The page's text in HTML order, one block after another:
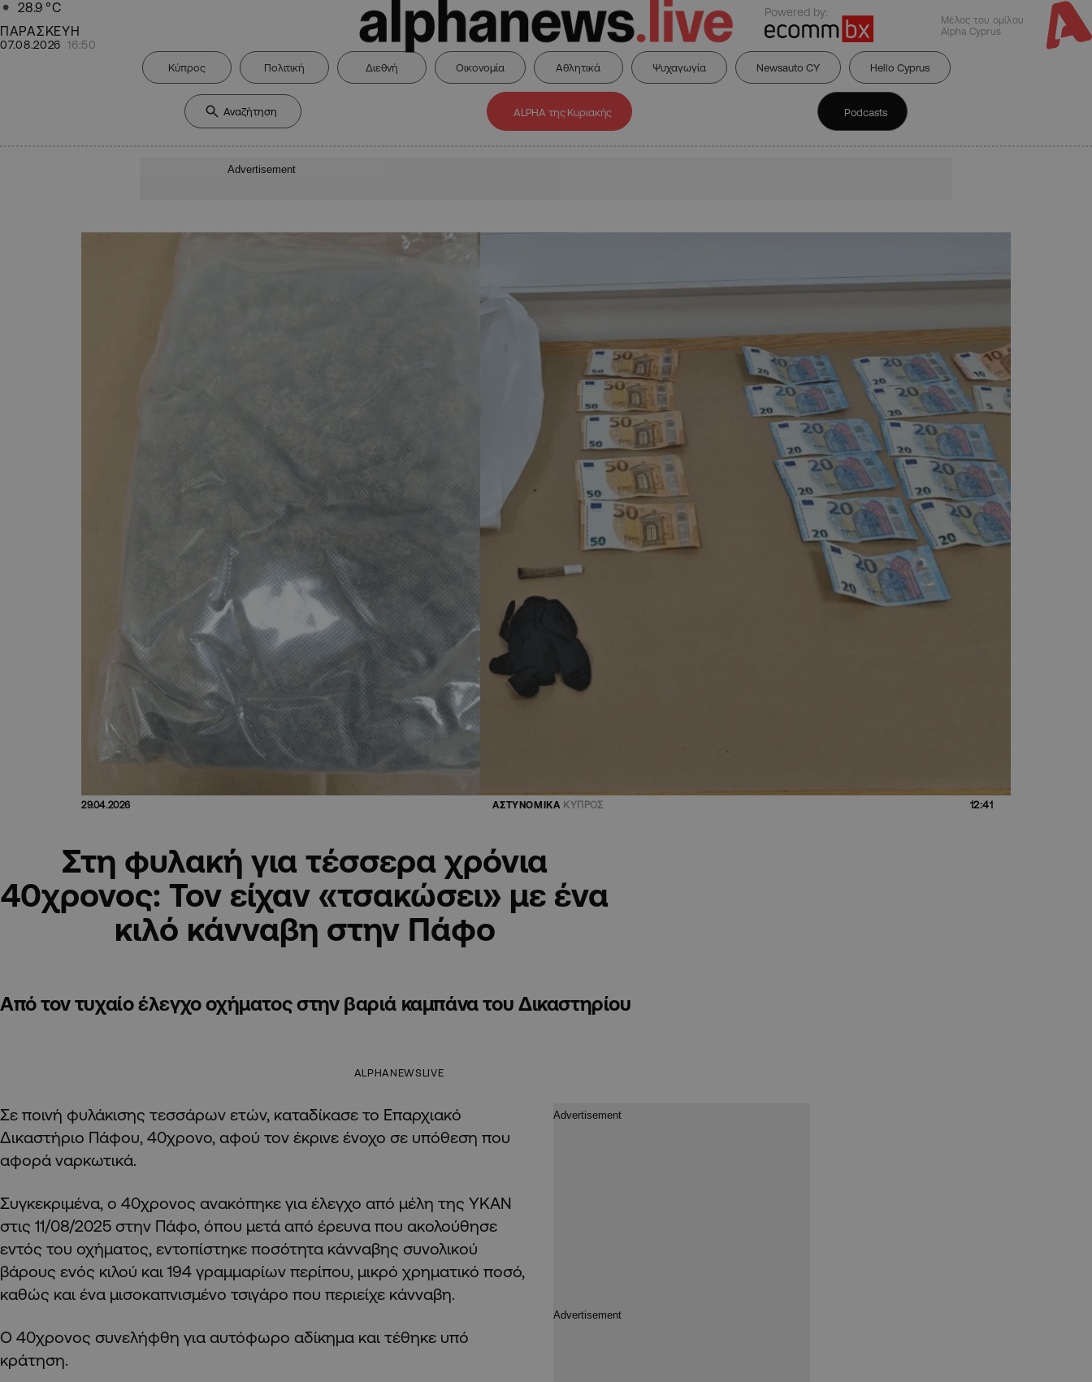
28.9 °C
ΠΑΡΑΣΚΕΥΗ
07.08.2026 16:50
Powered by:
Μέλος του ομίλου
Alpha Cyprus
Κύπρος Πολιτική Διεθνή Οικονομία Αθλητικά Ψυχαγωγία Newsauto CY Hello Cyprus
ALPHA της Κυριακής Podcasts
Advertisement
29.04.2026 ΑΣΤΥΝΟΜΙΚΑ ΚΥΠΡΟΣ 12:41
Στη φυλακή για τέσσερα χρόνια
40χρονος: Τον είχαν «τσακώσει» με ένα
κιλό κάνναβη στην Πάφο
Από τον τυχαίο έλεγχο οχήματος στην βαριά καμπάνα του Δικαστηρίου
ALPHANEWSLIVE
Σε ποινή φυλάκισης τεσσάρων ετών, καταδίκασε το Επαρχιακό
Δικαστήριο Πάφου, 40χρονο, αφού τον έκρινε ένοχο σε υπόθεση που
αφορά ναρκωτικά.
Συγκεκριμένα, ο 40χρονος ανακόπηκε για έλεγχο από μέλη της ΥΚΑΝ
στις 11/08/2025 στην Πάφο, όπου μετά από έρευνα που ακολούθησε
εντός του οχήματος, εντοπίστηκε ποσότητα κάνναβης συνολικού
βάρους ενός κιλού και 194 γραμμαρίων περίπου, μικρό χρηματικό ποσό,
καθώς και ένα μισοκαπνισμένο τσιγάρο που περιείχε κάνναβη.
Ο 40χρονος συνελήφθη για αυτόφωρο αδίκημα και τέθηκε υπό
κράτηση.